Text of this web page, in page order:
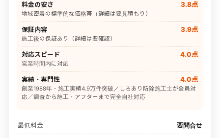
料金の安さ 3.8点
地域密着の標準的な価格帯（詳細は要見積もり）
保証内容 3.9点
施工後の保証あり（詳細は要確認）
対応スピード 4.0点
営業時間内に対応
実績・専門性 4.0点
創業1988年・施工実績4.9万件突破／しろあり防除施工士が全員対
応／調査から施工・アフターまで完全自社対応
最低料金 要問合せ